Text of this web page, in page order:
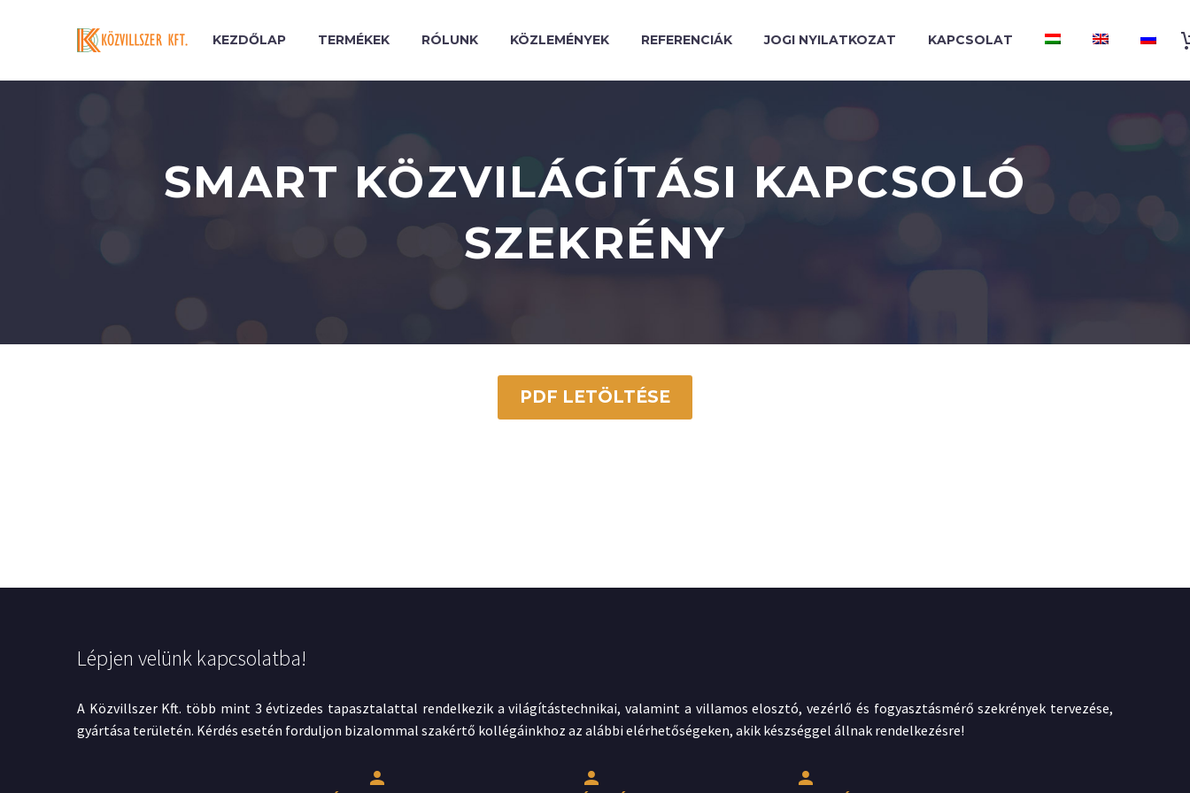
KEZDŐLAP TERMÉKEK RÓLUNK KÖZLEMÉNYEK REFERENCIÁK JOGI NYILATKOZAT KAPCSOLAT
SMART KÖZVILÁGÍTÁSI KAPCSOLÓ
SZEKRÉNY
PDF LETÖLTÉSE
Lépjen velünk kapcsolatba!
A Közvillszer Kft. több mint 3 évtizedes tapasztalattal rendelkezik a világítástechnikai, valamint a villamos elosztó, vezérlő és fogyasztásmérő szekrények tervezése,
gyártása területén. Kérdés esetén forduljon bizalommal szakértő kollégáinkhoz az alábbi elérhetőségeken, akik készséggel állnak rendelkezésre!

 
 
